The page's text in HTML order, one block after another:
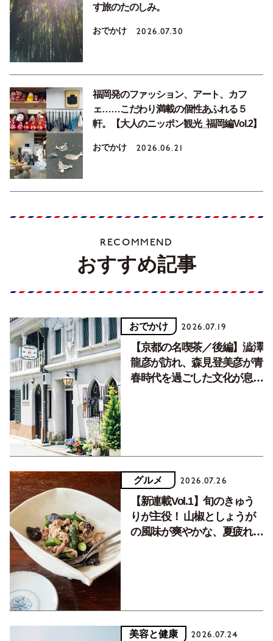
す旅のたのしみ。
おでかけ 2026.07.30
福岡発のファッション、アート、カフ
ェ……こだわり満載の個性あふれる５
軒。【大人のニッポン観光_福岡編Vol.2】
おでかけ 2026.06.21
RECOMMEND
おすすめ記事
おでかけ 2026.07.19
【京都の名喫茶／後編】澁澤
龍彦が訪れ、森見登美彦が青
春時代を過ごした文化が息づ
グルメ 2026.07.26
【新連載Vol.1】旬のきゅう
りが主役！ 山椒としょうが
の風味が爽やかな、夏疲れを
美容と健康 2026.07.24